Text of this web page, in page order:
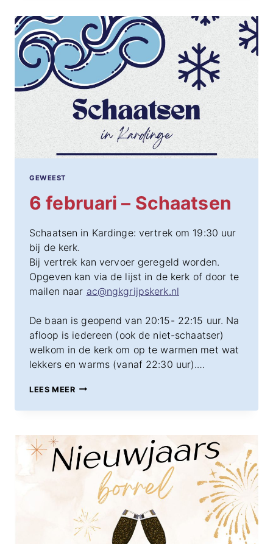
GEWEEST
6 februari – Schaatsen
Schaatsen in Kardinge: vertrek om 19:30 uur
bij de kerk.
Bij vertrek kan vervoer geregeld worden.
Opgeven kan via de lijst in de kerk of door te
mailen naar ac@ngkgrijpskerk.nl
De baan is geopend van 20:15- 22:15 uur. Na
afloop is iedereen (ook de niet-schaatser)
welkom in de kerk om op te warmen met wat
lekkers en warms (vanaf 22:30 uur).…
LEES MEER6
–